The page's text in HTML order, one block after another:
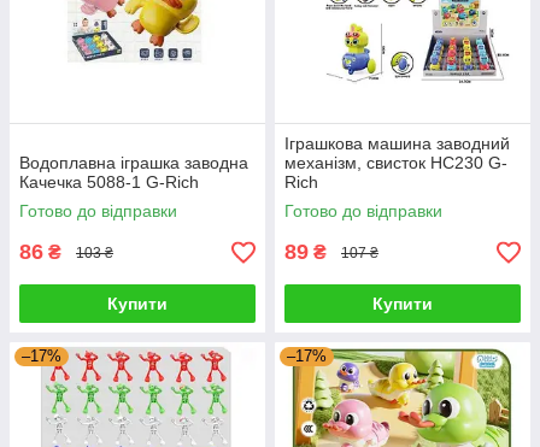
Водоплавна іграшка заводна
Качечка 5088-1 G-Rich
Готово до відправки
86 ₴ 103 ₴
Купити
Іграшкова машина заводний
механізм, свисток HC230 G-
Rich
Готово до відправки
89 ₴ 107 ₴
Купити
–17% –17%